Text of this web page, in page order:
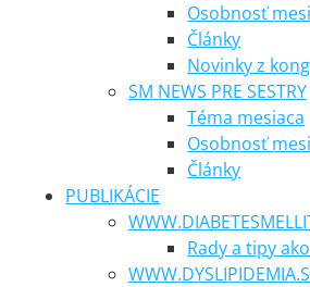
Osobnosť
Články
Novinky z
SM NEWS PRE SESTRY
Téma mesiaca
Osobnosť
Články
PUBLIKÁCIE
Rady a tipy